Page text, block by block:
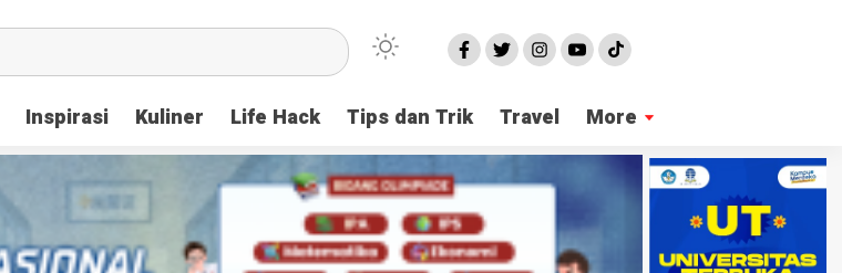
Inspirasi Kuliner Life Hack Tips dan Trik Travel More